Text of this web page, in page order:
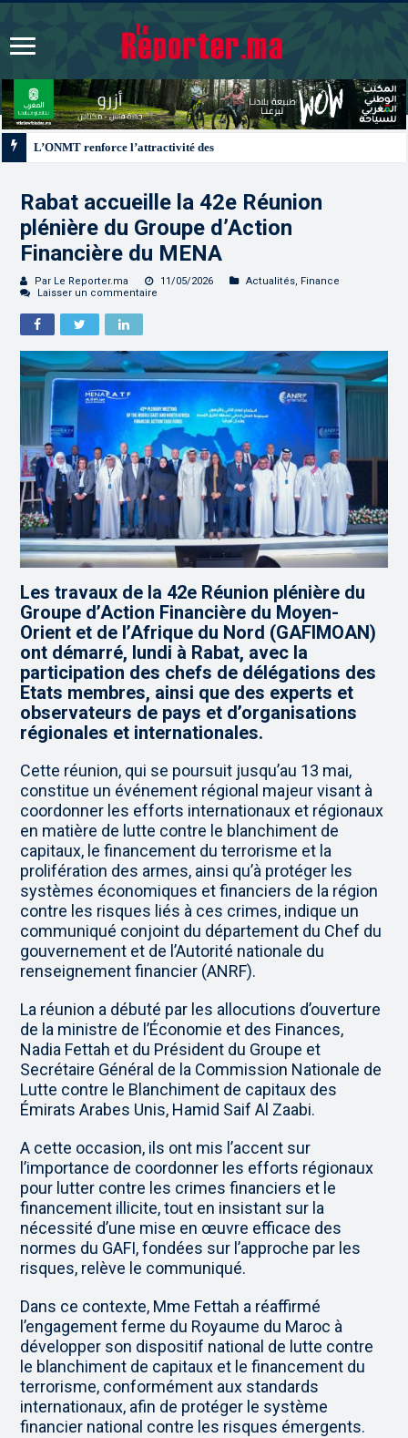
Rabat accueille la 42e Réunion
plénière du Groupe d’Action
Financière du MENA
Par Le Reporter.ma 11/05/2026 Actualités, Finance
Laisser un commentaire
Les travaux de la 42e Réunion plénière du
Groupe d’Action Financière du Moyen-
Orient et de l’Afrique du Nord (GAFIMOAN)
ont démarré, lundi à Rabat, avec la
participation des chefs de délégations des
Etats membres, ainsi que des experts et
observateurs de pays et d’organisations
régionales et internationales.
Cette réunion, qui se poursuit jusqu’au 13 mai,
constitue un événement régional majeur visant à
coordonner les efforts internationaux et régionaux
en matière de lutte contre le blanchiment de
capitaux, le financement du terrorisme et la
prolifération des armes, ainsi qu’à protéger les
systèmes économiques et financiers de la région
contre les risques liés à ces crimes, indique un
communiqué conjoint du département du Chef du
gouvernement et de l’Autorité nationale du
renseignement financier (ANRF).
La réunion a débuté par les allocutions d’ouverture
de la ministre de l’Économie et des Finances,
Nadia Fettah et du Président du Groupe et
Secrétaire Général de la Commission Nationale de
Lutte contre le Blanchiment de capitaux des
Émirats Arabes Unis, Hamid Saif Al Zaabi.
A cette occasion, ils ont mis l’accent sur
l’importance de coordonner les efforts régionaux
pour lutter contre les crimes financiers et le
financement illicite, tout en insistant sur la
nécessité d’une mise en œuvre efficace des
normes du GAFI, fondées sur l’approche par les
risques, relève le communiqué.
Dans ce contexte, Mme Fettah a réaffirmé
l’engagement ferme du Royaume du Maroc à
développer son dispositif national de lutte contre
le blanchiment de capitaux et le financement du
terrorisme, conformément aux standards
internationaux, afin de protéger le système
financier national contre les risques émergents.